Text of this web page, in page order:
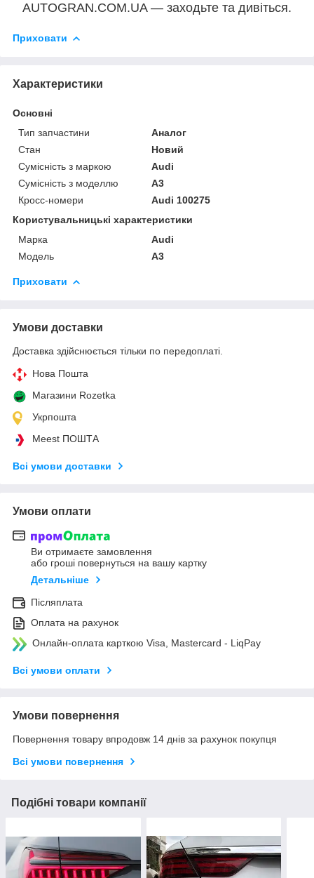
AUTOGRAN.COM.UA — заходьте та дивіться.
Приховати
Характеристики
Основні
Тип запчастини
Аналог
Стан
Новий
Сумісність з маркою
Audi
Сумісність з моделлю
A3
Кросс-номери
Audi 100275
Користувальницькі характеристики
Марка
Audi
Модель
A3
Приховати
Умови доставки
Доставка здійснюється тільки по передоплаті.
Нова Пошта
Магазини Rozetka
Укрпошта
Meest ПОШТА
Всі умови доставки
Умови оплати
Ви отримаєте замовлення
або гроші повернуться на вашу картку
Детальніше
Післяплата
Оплата на рахунок
Онлайн-оплата карткою Visa, Mastercard - LiqPay
Всі умови оплати
Умови повернення
Повернення товару впродовж 14 днів за рахунок покупця
Всі умови повернення
Подібні товари компанії